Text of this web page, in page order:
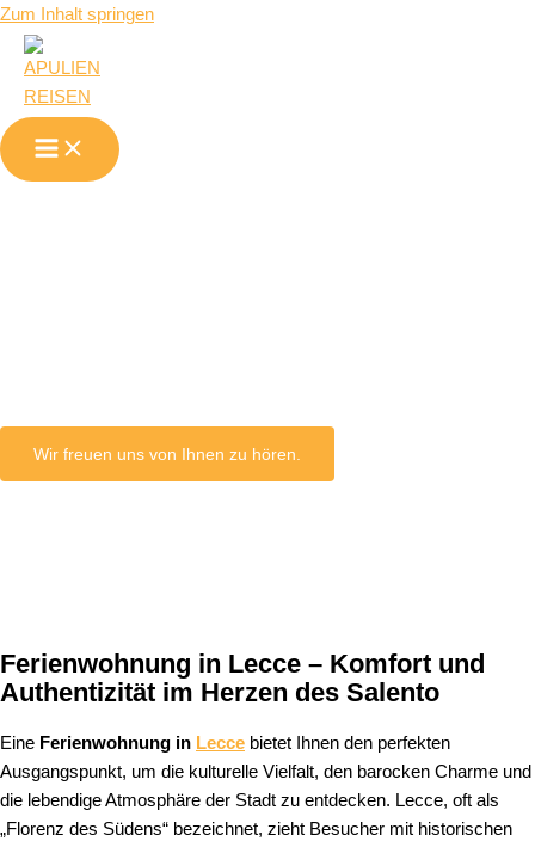
Zum Inhalt springen
Wir freuen uns von Ihnen zu hören.
Ferienwohnung in Lecce – Komfort und
Authentizität im Herzen des Salento
Eine Ferienwohnung in Lecce bietet Ihnen den perfekten
Ausgangspunkt, um die kulturelle Vielfalt, den barocken Charme und
die lebendige Atmosphäre der Stadt zu entdecken. Lecce, oft als
„Florenz des Südens“ bezeichnet, zieht Besucher mit historischen